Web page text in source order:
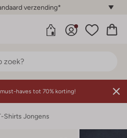
verzending*
haves tot 70% korting!
Shirts Jongens